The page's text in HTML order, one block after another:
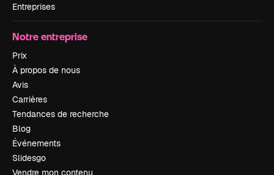
Entreprises
Notre entreprise
Prix
À propos de nous
Avis
Carrières
Tendances de recherche
Blog
Événements
Slidesgo
Vendre mon contenu